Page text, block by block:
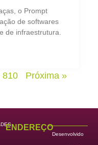
o Prompt
de softwares
de infraestrutura.
810 Próxima »
ENDEREÇO
Desenvolvido